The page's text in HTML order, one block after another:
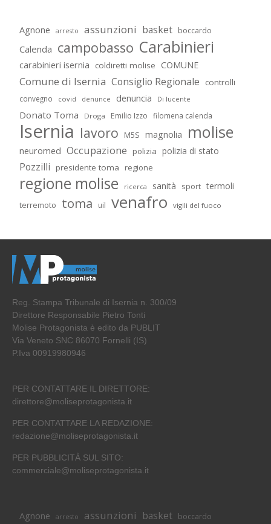
Agnone arresto assunzioni basket boccardo
Calenda campobasso Carabinieri
carabinieri isernia coldiretti molise COMUNE
Comune di Isernia Consiglio Regionale controlli
convegno covid denunce denuncia Di lucente
Donato Toma Droga Emilio Izzo filomena calenda
Isernia lavoro M5S magnolia molise
neuromed Occupazione polizia polizia di stato
Pozzilli presidente toma regione
regione molise ricerca sanità sport termoli
terremoto toma uil venafro vigili del fuoco
Reg. Stampa Tribunale di Isernia n. 300/09
Direttore Responsabile Pietro Tonti
Molise Protagonista è edito da PUBLIT
Via Veneto SNC 86070 Fornelli (IS)
P.Iva 00919980946
PER CONTATTARE IL DIRETTORE:
direttore@moliseprotagonista.it
PER CONTATTARE LA REDAZIONE:
redazione@moliseprotagonista.it
PER PUBBLICITÀ SUL SITO:
commerciale@moliseprotagonista.it
Agnone arresto assunzioni basket boccardo